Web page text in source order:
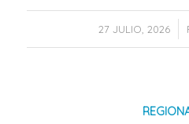
27 JULIO, 2026